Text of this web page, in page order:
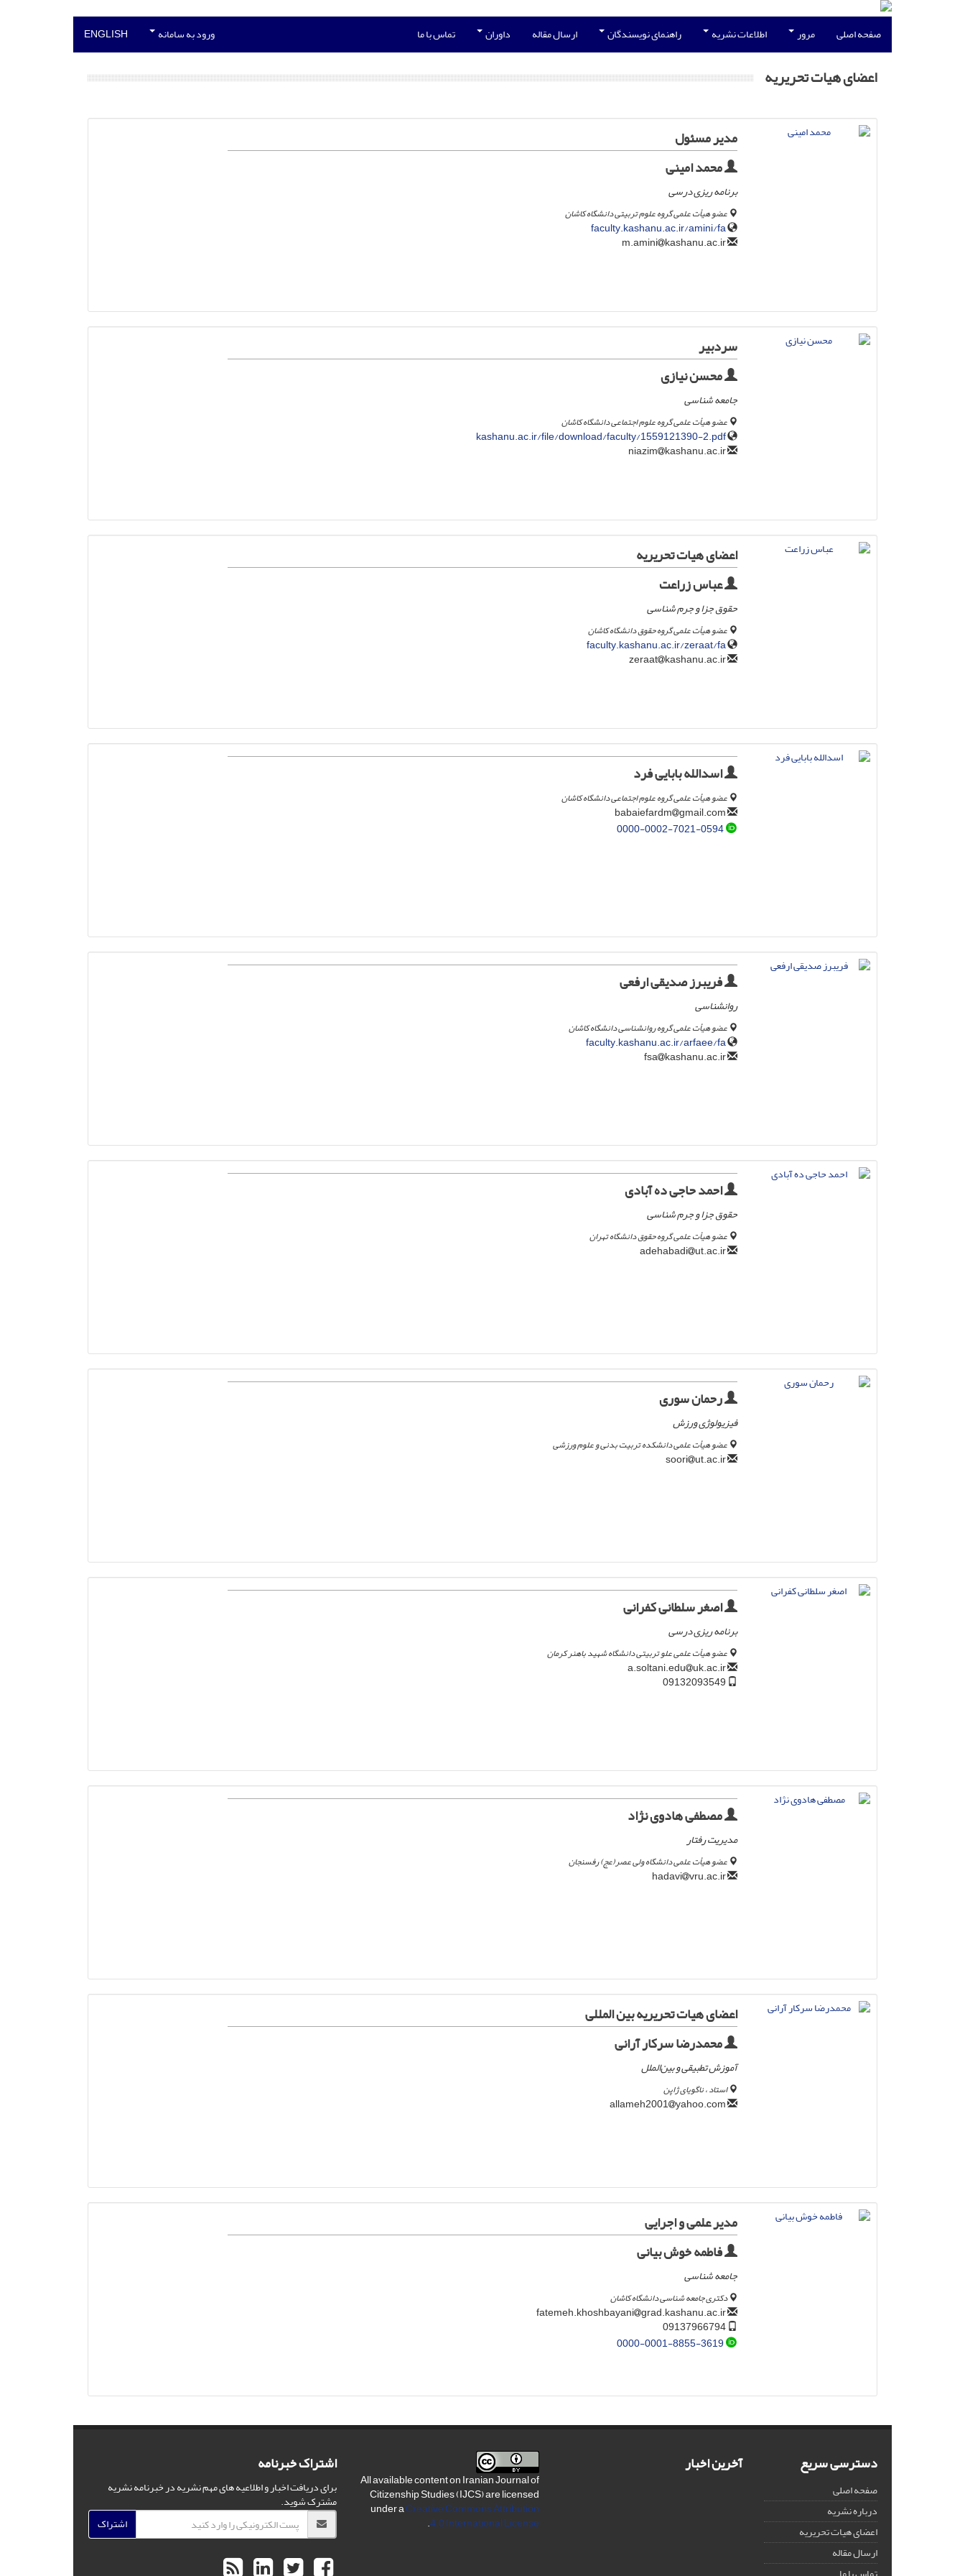
صفحه اصلی مرور اطلاعات نشریه راهنمای نویسندگان ارسال مقاله داوران تماس با ما ورود به سامانه ENGLISH
اعضای هیات تحریریه
مدیر مسئول
محمد امینی
برنامه ریزی درسی
عضو هیأت علمی گروه علوم تربیتی دانشگاه کاشان
faculty.kashanu.ac.ir/amini/fa
kashanu.ac.ir
سردبیر
محسن نیازی
جامعه شناسی
عضو هیأت علمی گروه علوم اجتماعی دانشگاه کاشان
kashanu.ac.ir/file/download/faculty/1559121390-2.pdf
kashanu.ac.ir
اعضای هیات تحریریه
عباس زراعت
حقوق جزا و جرم شناسی
عضو هیأت علمی گروه حقوق دانشگاه کاشان
faculty.kashanu.ac.ir/zeraat/fa
kashanu.ac.ir
اسدالله بابایی فرد
عضو هیأت علمی گروه علوم اجتماعی دانشگاه کاشان
gmail.com
0000-0002-7021-0594‌
فریبرز صدیقی ارفعی
روانشناسی
عضو هیأت علمی گروه روانشناسی دانشگاه کاشان
faculty.kashanu.ac.ir/arfaee/fa
kashanu.ac.ir
احمد حاجی ده آبادی
حقوق جزا و جرم شناسی
عضو هیأت علمی گروه حقوق دانشگاه تهران
ut.ac.ir
رحمان سوری
فیزیولوژی ورزش
عضو هیأت علمی دانشکده تربیت بدنی و علوم ورزشی
ut.ac.ir
اصغر سلطانی کفرانی
برنامه ریزی درسی
عضو هیأت علمی علو تربیتی دانشگاه شهید باهنر کرمان
uk.ac.ir
مصطفی هادوی نژاد
مدیریت رفتار
عضو هیأت علمی دانشگاه ولی عصر(عج) رفسنجان
vru.ac.ir
اعضای هیات تحریریه بین المللی
محمدرضا سرکار آرانی
آموزش تطبیقی و بین‌الملل
استاد ، ناگویای ژاپن
yahoo.com
مدیر علمی و اجرایی
فاطمه خوش بیانی
جامعه شناسی
دکتری جامعه شناسی دانشگاه کاشان
grad.kashanu.ac.ir
0000-0001-8855-3619
دسترسی سریع
صفحه اصلی
درباره نشریه
اعضای هیات تحریریه
ارسال مقاله
آخرین اخبار
All available content on Iranian Journal of
Citizenship Studies (IJCS) are licensed
under aCreative Commons Attribution
4.0 International License
.
اشتراک خبرنامه
برای دریافت اخبار و اطلاعیه های مهم نشریه در خبرنامه نشریه
مشترک شوید.
اشتراک